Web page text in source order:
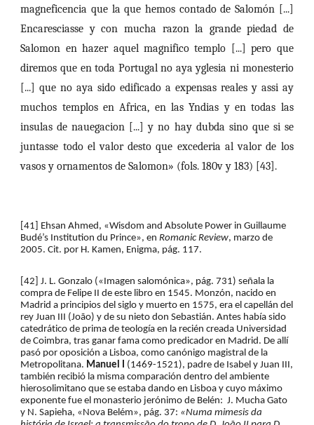
magneficencia que la que hemos contado de Salomón [...]
Encaresciasse y con mucha razon la grande piedad de
Salomon en hazer aquel magnifico templo [...] pero que
diremos que en toda Portugal no aya yglesia ni monesterio
[...] que no aya sido edificado a expensas reales y assi ay
muchos templos en Africa, en las Yndias y en todas las
insulas de nauegacion [...] y no hay dubda sino que si se
juntasse todo el valor desto que excederia al valor de los
vasos y ornamentos de Salomon» (fols. 180v y 183) [43].
[41 ] Ehsan Ahmed, «Wisdom and Absolute Power in Guillaume
Budé’s Institution du Prince», en Romanic Review, marzo de
2005. Cit. por H. Kamen, Enigma, pág. 117.
[42] J. L. Gonzalo («Imagen salomónica», pág. 731) señala la
compra de Felipe II de este libro en 1545. Monzón, nacido en
Madrid a principios del siglo y muerto en 1575, era el capellán del
rey Juan III (João) y de su nieto don Sebastián. Antes había sido
catedrático de prima de teología en la recién creada Universidad
de Coimbra, tras ganar fama como predicador en Madrid. De allí
pasó por oposición a Lisboa, como canónigo magistral de la
Metropolitana. Manuel I (1469-1521), padre de Isabel y Juan III,
también recibió la misma comparación dentro del ambiente
hierosolimitano que se estaba dando en Lisboa y cuyo máximo
exponente fue el monasterio jerónimo de Belén:  J. Mucha Gato
y N. Sapieha, «Nova Belém», pág. 37: «Numa mimesis da